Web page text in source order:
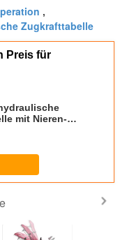
,
Zugkrafttabelle
Preis für
mit Nieren-